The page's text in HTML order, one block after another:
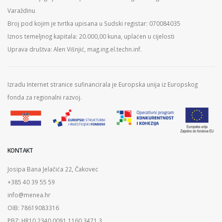
Varaždinu
Broj pod kojim je tvrtka upisana u Sudski registar: 070084035
Iznos temeljnog kapitala: 20.000,00 kuna, uplaćen u cijelosti
Uprava društva: Alen Višnjić, mag.ing.el.techn.inf.
Izradu Internet stranice sufinancirala je Europska unija iz Europskog
fonda za regionalni razvoj.
KONTAKT
Josipa Bana Jelačića 22, Čakovec
+385 40 39 55 59
info@menea.hr
OIB: 78619083316